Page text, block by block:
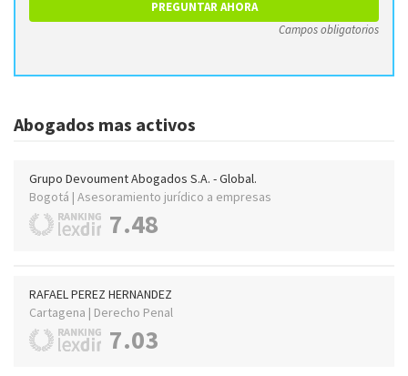
Campos obligatorios
Abogados mas activos
Grupo Devoument Abogados S.A. - Global.
Bogotá | Asesoramiento jurídico a empresas
7.48
RAFAEL PEREZ HERNANDEZ
Cartagena | Derecho Penal
7.03